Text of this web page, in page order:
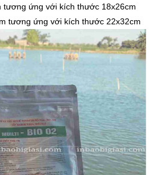
tương ứng với kích thước 18x26cm
tương ứng với kích thước 22x32cm